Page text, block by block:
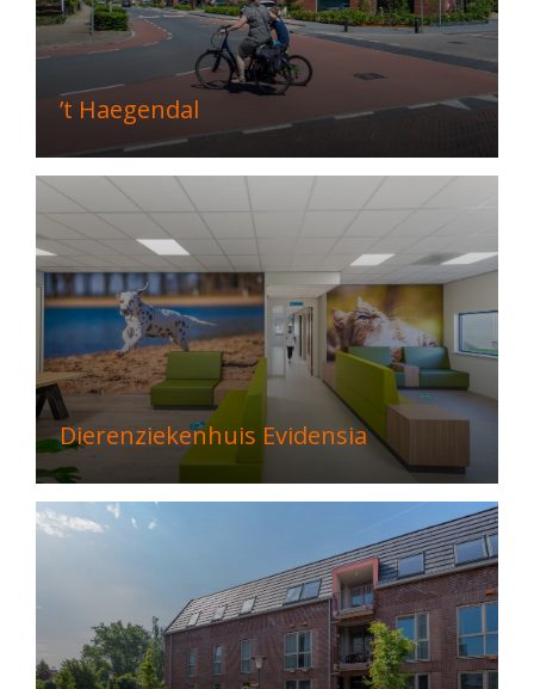
’t Haegendal
Dierenziekenhuis Evidensia